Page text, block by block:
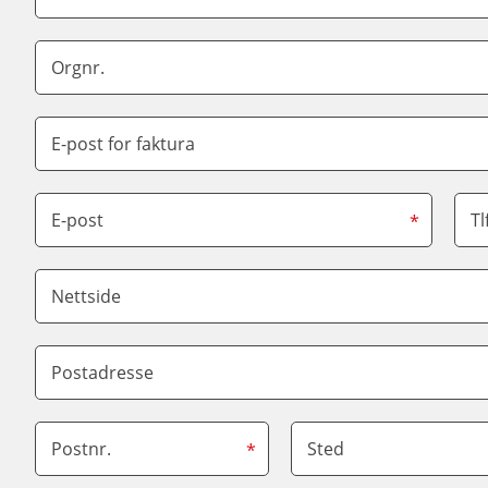
Orgnr.
E-post for faktura
E-post *
Nettside
Postadresse
Postnr. * Sted